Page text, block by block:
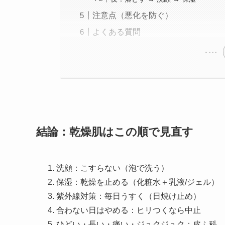
注意点（悪化を防ぐ）
よくある質問
結論：乾燥肌はこの順で見直す
洗顔：こすらない（泡で洗う）
保湿：乾燥を止める（化粧水＋乳液/ジェル）
紫外線対策：毎日うすく（日焼け止め）
合わない日はやめる：ヒリつくなら中止